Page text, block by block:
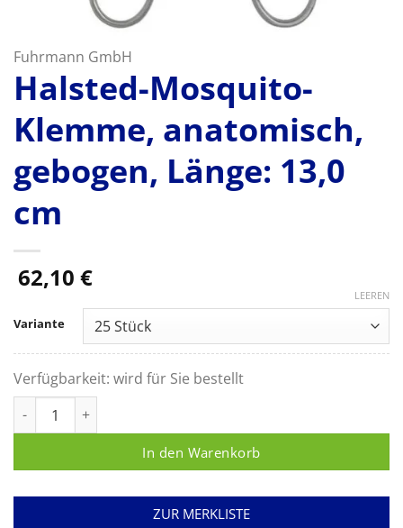
Fuhrmann GmbH
Halsted-Mosquito-
Klemme, anatomisch,
gebogen, Länge: 13,0
cm
62,10 €
Variante
LEEREN
Verfügbarkeit: wird für Sie bestellt
In den Warenkorb
ZUR MERKLISTE